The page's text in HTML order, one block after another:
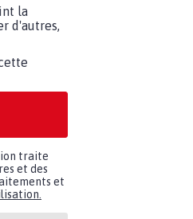
la
d'autres,
traite
et des
et